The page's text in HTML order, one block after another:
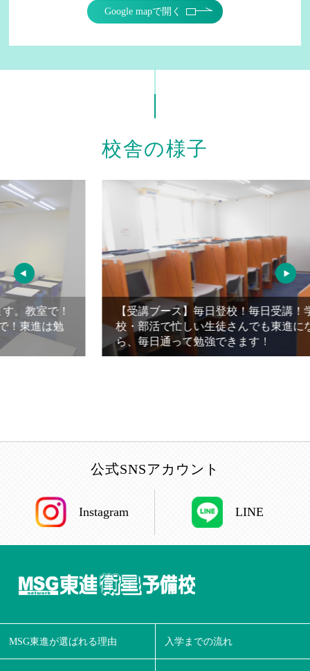
Google mapで開く
校舎の様子
【受講ブース】毎日登校！毎日受講！学
校・部活で忙しい生徒さんでも東進にな
ら、毎日通って勉強できます！
公式SNSアカウント
Instagram LINE
MSG東進が選ばれる理由 入学までの流れ